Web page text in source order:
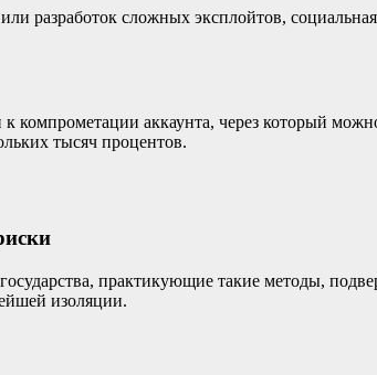
разработок сложных эксплойтов,
аккаунта, через который
тысяч процентов.
практикующие такие методы,
изоляции.